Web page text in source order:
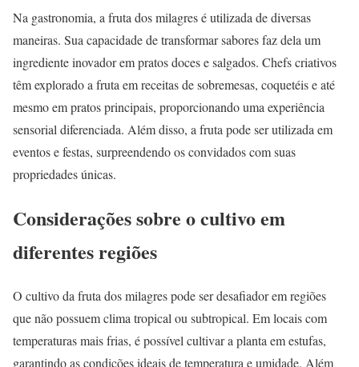
Na gastronomia, a fruta dos milagres é utilizada de diversas
maneiras. Sua capacidade de transformar sabores faz dela um
ingrediente inovador em pratos doces e salgados. Chefs criativos
têm explorado a fruta em receitas de sobremesas, coquetéis e até
mesmo em pratos principais, proporcionando uma experiência
sensorial diferenciada. Além disso, a fruta pode ser utilizada em
eventos e festas, surpreendendo os convidados com suas
propriedades únicas.
Considerações sobre o cultivo em
diferentes regiões
O cultivo da fruta dos milagres pode ser desafiador em regiões
que não possuem clima tropical ou subtropical. Em locais com
temperaturas mais frias, é possível cultivar a planta em estufas,
garantindo as condições ideais de temperatura e umidade. Além